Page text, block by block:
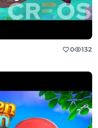
0 132